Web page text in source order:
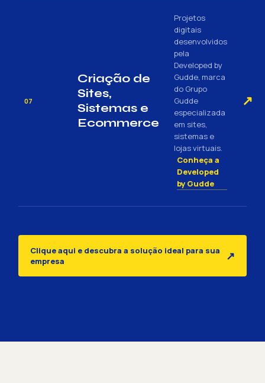
07
Criação de
Sites,
Sistemas e
Ecommerce
Projetos
digitais
desenvolvidos
pela
Developed by
Gudde, marca
do Grupo
Gudde
especializada
em sites,
sistemas e
lojas virtuais.
Conheça a
Developed
by Gudde
↗
Clique aqui e descubra a solução ideal para sua
empresa
↗